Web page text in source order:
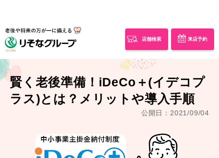
店舗検索 来店予約
賢く老後準備！iDeCo＋(イデコプ
ラス)とは？メリットや導入手順
公開日：2021/09/04